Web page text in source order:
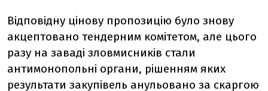
Відповідну цінову пропозицію було знову
акцептовано тендерним комітетом, але цього
разу на заваді зловмисників стали
антимонопольні органи, рішенням яких
результати закупівель анульовано за скаргою